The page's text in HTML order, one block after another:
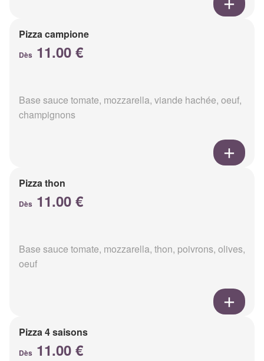
Pizza campione
Dès 11.00 €
Base sauce tomate, mozzarella, viande hachée, oeuf,
champignons
Pizza thon
Dès 11.00 €
Base sauce tomate, mozzarella, thon, poivrons, olives,
oeuf
Pizza 4 saisons
Dès 11.00 €